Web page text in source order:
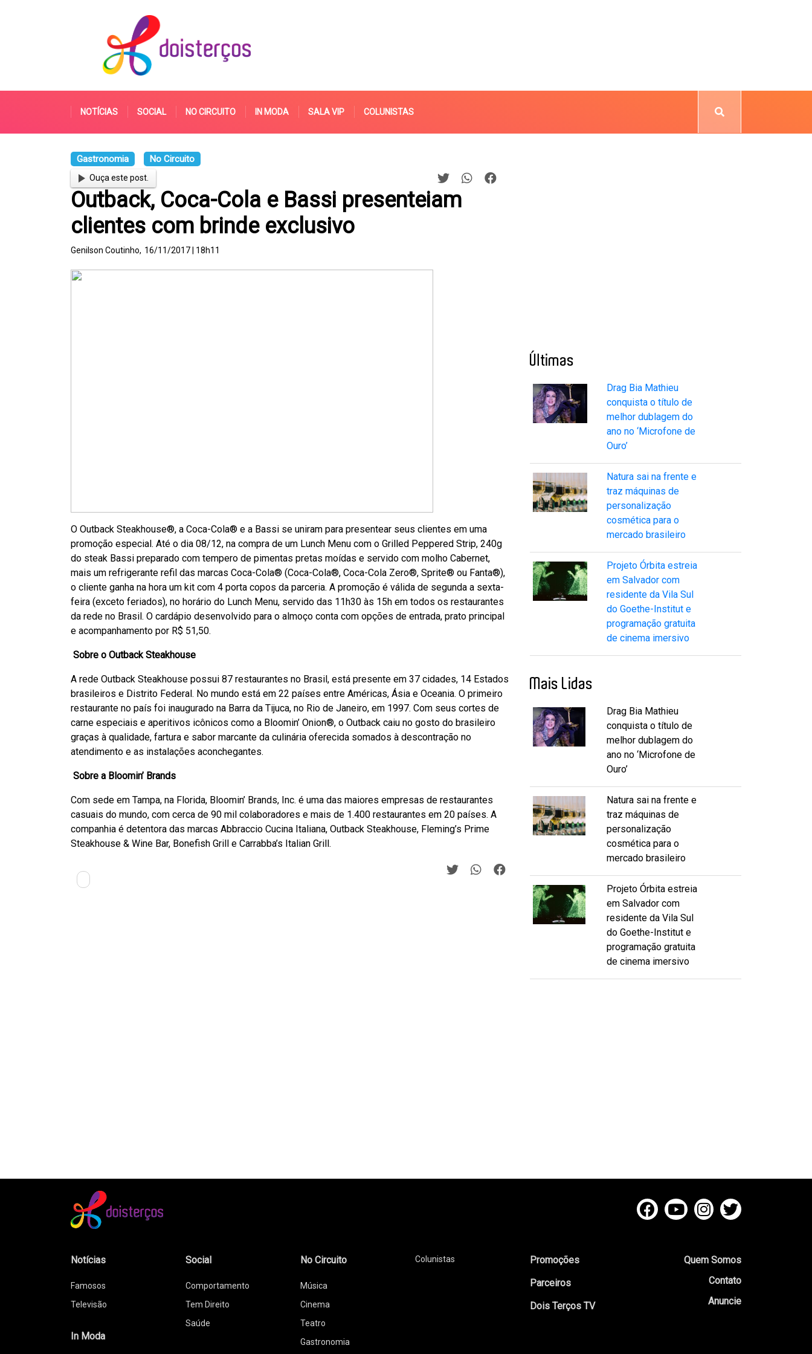
NOTÍCIAS SOCIAL NO CIRCUITO IN MODA SALA VIP COLUNISTAS
Gastronomia No Circuito
Ouça este post.
Outback, Coca-Cola e Bassi presenteiam
clientes com brinde exclusivo
Genilson Coutinho, 16/11/2017 | 18h11
O Outback Steakhouse®, a Coca-Cola® e a Bassi se uniram para presentear seus clientes em uma
promoção especial. Até o dia 08/12, na compra de um Lunch Menu com o Grilled Peppered Strip, 240g
do steak Bassi preparado com tempero de pimentas pretas moídas e servido com molho Cabernet,
mais um refrigerante refil das marcas Coca-Cola® (Coca-Cola®, Coca-Cola Zero®, Sprite® ou Fanta®),
o cliente ganha na hora um kit com 4 porta copos da parceria. A promoção é válida de segunda a sexta-
feira (exceto feriados), no horário do Lunch Menu, servido das 11h30 às 15h em todos os restaurantes
da rede no Brasil. O cardápio desenvolvido para o almoço conta com opções de entrada, prato principal
e acompanhamento por R$ 51,50.
Sobre o Outback Steakhouse
A rede Outback Steakhouse possui 87 restaurantes no Brasil, está presente em 37 cidades, 14 Estados
brasileiros e Distrito Federal. No mundo está em 22 países entre Américas, Ásia e Oceania. O primeiro
restaurante no país foi inaugurado na Barra da Tijuca, no Rio de Janeiro, em 1997. Com seus cortes de
carne especiais e aperitivos icônicos como a Bloomin’ Onion®, o Outback caiu no gosto do brasileiro
graças à qualidade, fartura e sabor marcante da culinária oferecida somados à descontração no
atendimento e as instalações aconchegantes.
Sobre a Bloomin’ Brands
Com sede em Tampa, na Florida, Bloomin’ Brands, Inc. é uma das maiores empresas de restaurantes
casuais do mundo, com cerca de 90 mil colaboradores e mais de 1.400 restaurantes em 20 países. A
companhia é detentora das marcas Abbraccio Cucina Italiana, Outback Steakhouse, Fleming’s Prime
Steakhouse & Wine Bar, Bonefish Grill e Carrabba’s Italian Grill.
Últimas
Drag Bia Mathieu
conquista o título de
melhor dublagem do
ano no ‘Microfone de
Ouro’
Natura sai na frente e
traz máquinas de
personalização
cosmética para o
mercado brasileiro
Projeto Órbita estreia
em Salvador com
residente da Vila Sul
do Goethe-Institut e
programação gratuita
de cinema imersivo
Mais Lidas
Drag Bia Mathieu
conquista o título de
melhor dublagem do
ano no ‘Microfone de
Ouro’
Natura sai na frente e
traz máquinas de
personalização
cosmética para o
mercado brasileiro
Projeto Órbita estreia
em Salvador com
residente da Vila Sul
do Goethe-Institut e
programação gratuita
de cinema imersivo
Notícias
Famosos
Televisão
In Moda
Social
Comportamento
Tem Direito
Saúde
No Circuito
Música
Cinema
Teatro
Gastronomia
Colunistas
Promoções
Parceiros
Dois Terços TV
Quem Somos
Contato
Anuncie